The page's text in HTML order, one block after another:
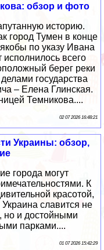
обзор и фото
историю.
город Тумен в конце
по указу Ивана
исполнилось всего
берег реки
государства
– Елена Глинская.
Темникова....
02 07 2026 16:48:21
Украины: обзор,
города могут
К
красотой,
славится не
но и достойными
парками....
01 07 2026 15:42:29